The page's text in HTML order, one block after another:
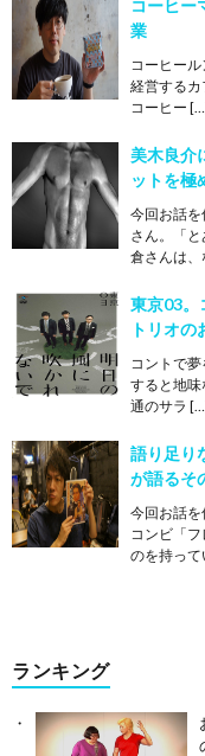
コーヒー
業
コーヒー
経営する
コーヒー
美木良介
ットを
今回お話
さん。「
倉さんは
東京03。
トリオの
コントで
すると地
通のサラ
語り足り
が語るそ
今回お話
コンビ「
のを持っ
ランキング